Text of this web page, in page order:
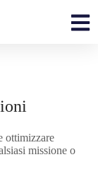
ottimizzare
missione o